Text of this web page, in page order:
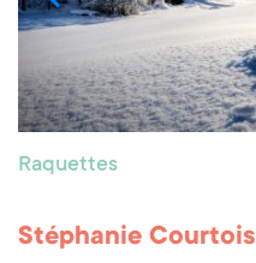
Raquettes
Stéphanie Courtois